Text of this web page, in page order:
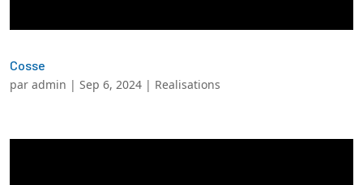
Cosse
par admin | Sep 6, 2024 | Realisations